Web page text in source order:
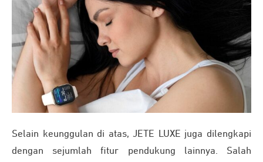
Selain keunggulan di atas, JETE LUXE juga dilengkapi
dengan sejumlah fitur pendukung lainnya. Salah